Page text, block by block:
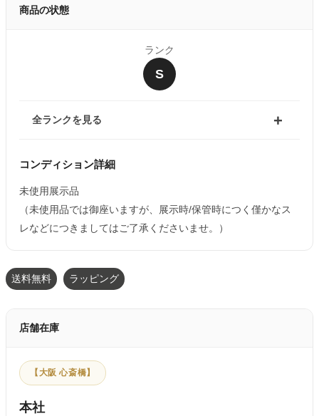
商品の状態
ランク
S
全ランクを見る
コンディション詳細
未使用展示品
（未使用品では御座いますが、展示時/保管時につく僅かなス
レなどにつきましてはご了承くださいませ。）
送料無料 ラッピング
店舗在庫
【大阪 心斎橋】
本社